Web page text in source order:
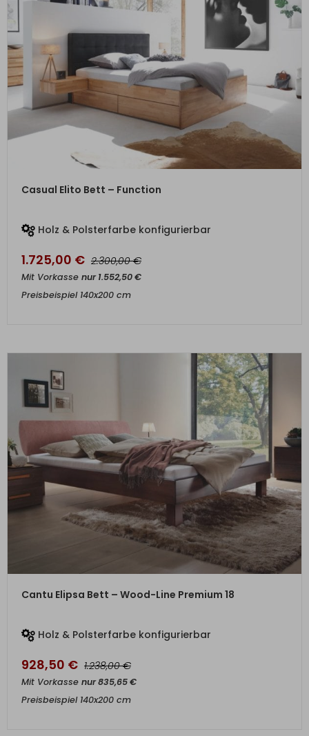
ZUM PRODUKT
Casual Elito Bett – Function
Holz & Polsterfarbe konfigurierbar
1.725,00 € 2.300,00€
Mit Vorkasse nur1.552,50€
Preisbeispiel 140x200 cm
ZUM PRODUKT
Cantu Elipsa Bett – Wood-Line Premium 18
Holz & Polsterfarbe konfigurierbar
928,50 € 1.238,00€
Mit Vorkasse nur835,65€
Preisbeispiel 140x200 cm